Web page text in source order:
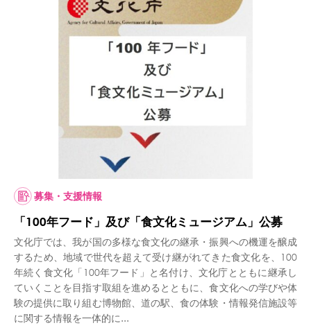
募集・支援情報
「100年フード」及び「食文化ミュージアム」公募
文化庁では、我が国の多様な食文化の継承・振興への機運を醸成
するため、地域で世代を超えて受け継がれてきた食文化を、100
年続く食文化「100年フード」と名付け、文化庁とともに継承し
ていくことを目指す取組を進めるとともに、食文化への学びや体
験の提供に取り組む博物館、道の駅、食の体験・情報発信施設等
に関する情報を一体的に...